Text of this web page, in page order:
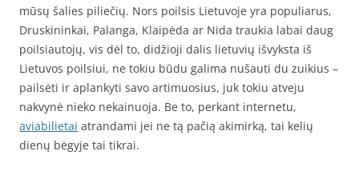
mūsų šalies piliečių. Nors poilsis Lietuvoje yra populiarus,
Druskininkai, Palanga, Klaipėda ar Nida traukia labai daug
poilsiautojų, vis dėl to, didžioji dalis lietuvių išvyksta iš
Lietuvos poilsiui, ne tokiu būdu galima nušauti du zuikius –
pailsėti ir aplankyti savo artimuosius, juk tokiu atveju
nakvynė nieko nekainuoja. Be to, perkant internetu,
aviabilietai atrandami jei ne tą pačią akimirką, tai kelių
dienų bėgyje tai tikrai.